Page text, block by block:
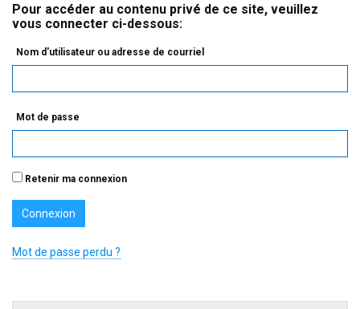
Pour accéder au contenu privé de ce site, veuillez
vous connecter ci-dessous:
Nom d'utilisateur ou adresse de courriel
Mot de passe
Retenir ma connexion
Mot de passe perdu ?